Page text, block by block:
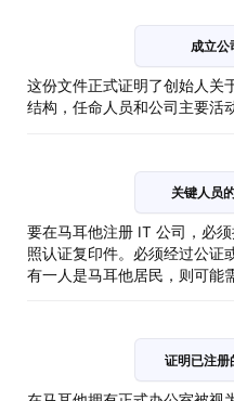
成立公
这份文件正式证明了创始人关
结构，任命人员和公司主要活
关键人员
要在马耳他注册 IT 公司，必
照认证复印件。必须经过公证
有一人是马耳他居民，则可能
证明已注册